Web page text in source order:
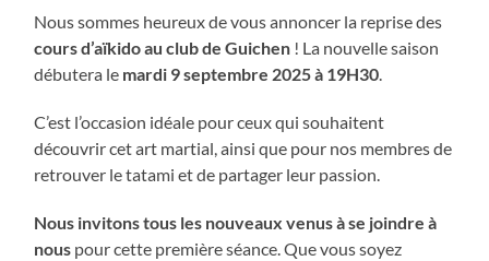
Nous sommes heureux de vous annoncer la reprise des
cours d’aïkido au club de Guichen ! La nouvelle saison
débutera le mardi 9 septembre 2025 à 19H30.
C’est l’occasion idéale pour ceux qui souhaitent
découvrir cet art martial, ainsi que pour nos membres de
retrouver le tatami et de partager leur passion.
Nous invitons tous les nouveaux venus à se joindre à
nous pour cette première séance. Que vous soyez